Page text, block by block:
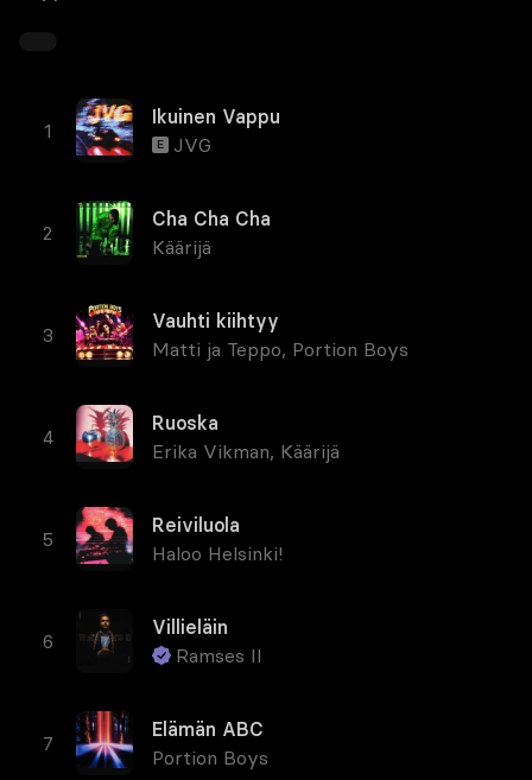
Ikuinen Vappu
E JVG
Cha Cha Cha
Käärijä
Vauhti kiihtyy
Matti ja Teppo, Portion Boys
Ruoska
Erika Vikman, Käärijä
Reiviluola
Haloo Helsinki!
Villieläin
Ramses II
Elämän ABC
Portion Boys